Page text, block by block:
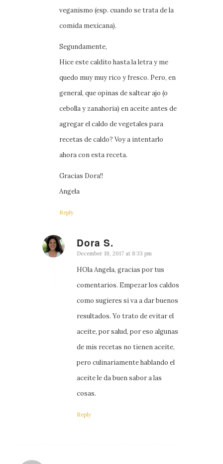
veganismo (esp. cuando se trata de la
comida mexicana).
Segundamente,
Hice este caldito hasta la letra y me
quedo muy muy rico y fresco. Pero, en
general, que opinas de saltear ajo (o
cebolla y zanahoria) en aceite antes de
agregar el caldo de vegetales para
recetas de caldo? Voy a intentarlo
ahora con esta receta.
Gracias Dora!!
Angela
Reply
Dora S.
says:
December 18, 2017 at 8:33 pm
HOla Angela, gracias por tus
comentarios. Empezar los caldos
como sugieres si va a dar buenos
resultados. Yo trato de evitar el
aceite, por salud, por eso algunas
de mis recetas no tienen aceite,
pero culinariamente hablando el
aceite le da buen sabor a las
cosas.
Reply